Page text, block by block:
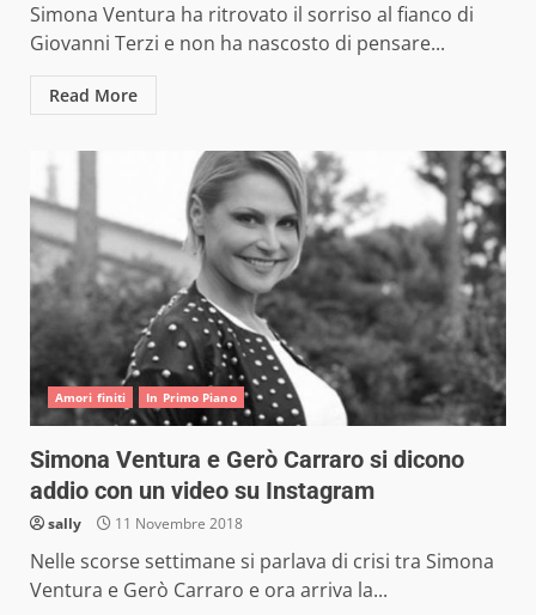
Simona Ventura ha ritrovato il sorriso al fianco di
Giovanni Terzi e non ha nascosto di pensare...
Read More
Amori finiti In Primo Piano
Simona Ventura e Gerò Carraro si dicono
addio con un video su Instagram
sally 11 Novembre 2018
Nelle scorse settimane si parlava di crisi tra Simona
Ventura e Gerò Carraro e ora arriva la...